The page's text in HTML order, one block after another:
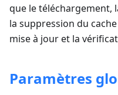
que le téléchargement,
la suppression du
mise à jour et la
Paramètres